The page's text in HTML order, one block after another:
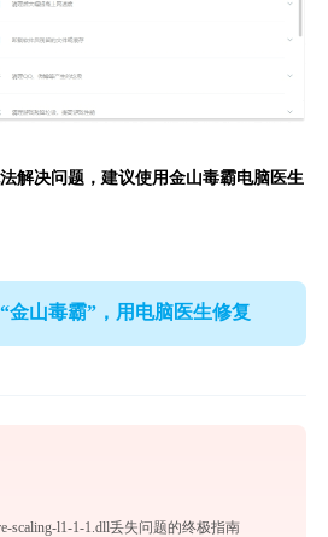
解决问题，建议使用金山毒霸电脑医生
金山毒霸”，用电脑医生修复
scaling-l1-1-1.dll丢失问题的终极指南